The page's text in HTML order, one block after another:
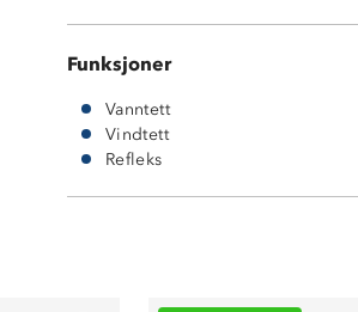
Funksjoner
Vanntett
Vindtett
Refleks